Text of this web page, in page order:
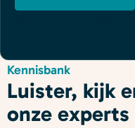
Kennisbank
Luister, kijk
onze experts